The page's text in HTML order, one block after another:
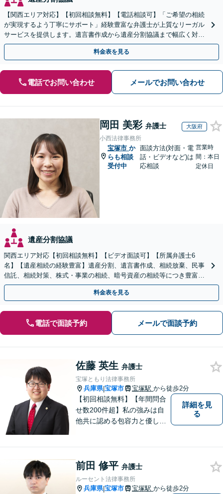
【関西エリア対応】【初回相談無料】【電話相談可】「ご希望の相続
が実現するよう丁寧にサポート」経験豊富な弁護士が上質なリーガル
サービスを提供します。遺言書作成から遺産分割協議まで幅広く対応
「他士業と連携してスムーズな解決」【休日・夜間相談可】
料金表を見る
電話でお問い合わせ メールでお問い合わせ
岡田 美彩 弁護士 大阪府
小西法律事務所
宝塚市 か
らも相談
受付中
面談方法(対面・電
話・ビデオなど)は
応相談
営業時
間：本日
定休日
遺産分割協議
関西エリア対応【初回相談無料】【ビデオ面談可】【所属弁護士6
名】【遺産相続の経験豊富】遺産分割、遺言書作成、相続放棄、民事
信託、相続対策、株式・事業の相続、暗号資産の相続等につき豊富な
対応実績。【バリアフリー】【完全個室対応】
料金表を見る
電話で面談予約 メールで面談予約
佐藤 英生 弁護士
宝塚ともり法律事務所
兵庫県|宝塚市 宝塚駅 から徒歩2分
【初回相談無料】【年間問合
せ数200件超】私の強みは自
他共に認める包容力と優しさ
お一人で悩まずに、一度ご相
談にいらしてください。【現
役非常勤裁判官】【宝塚駅徒
詳細を見
る
前田 修平 弁護士
ルーセント法律事務所
兵庫県|宝塚市 宝塚駅 から徒歩2分